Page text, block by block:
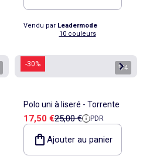
Vendu par Leadermode
10 couleurs
-30% 1/4
Polo uni à liseré - Torrente
Prix de vente
17,50 €Prix de référence
25,00 € PDR
Ajouter au panier